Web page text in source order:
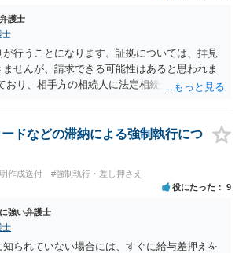
る返還義務の発生や履行時期には何ら影響を
ん。 これ以上、本件の解決を不必要に遅延さ
って速やかに返金手続を履行されるよう、強
護士
士
行うことになります。証拠については、拝見
せんが、請求できる可能性はあると思われま
おり、相手方の相続人に法定相続分に応じて請
早めに相続人に請求していくか、それが難しい
されるのがよろしいかと思います。
ドなどの滞納による強制執行につ
作成送付 #強制執行・差し押さえ
役にたった 9
強い弁護士
士
られていない場合には、すぐに給与差押えを